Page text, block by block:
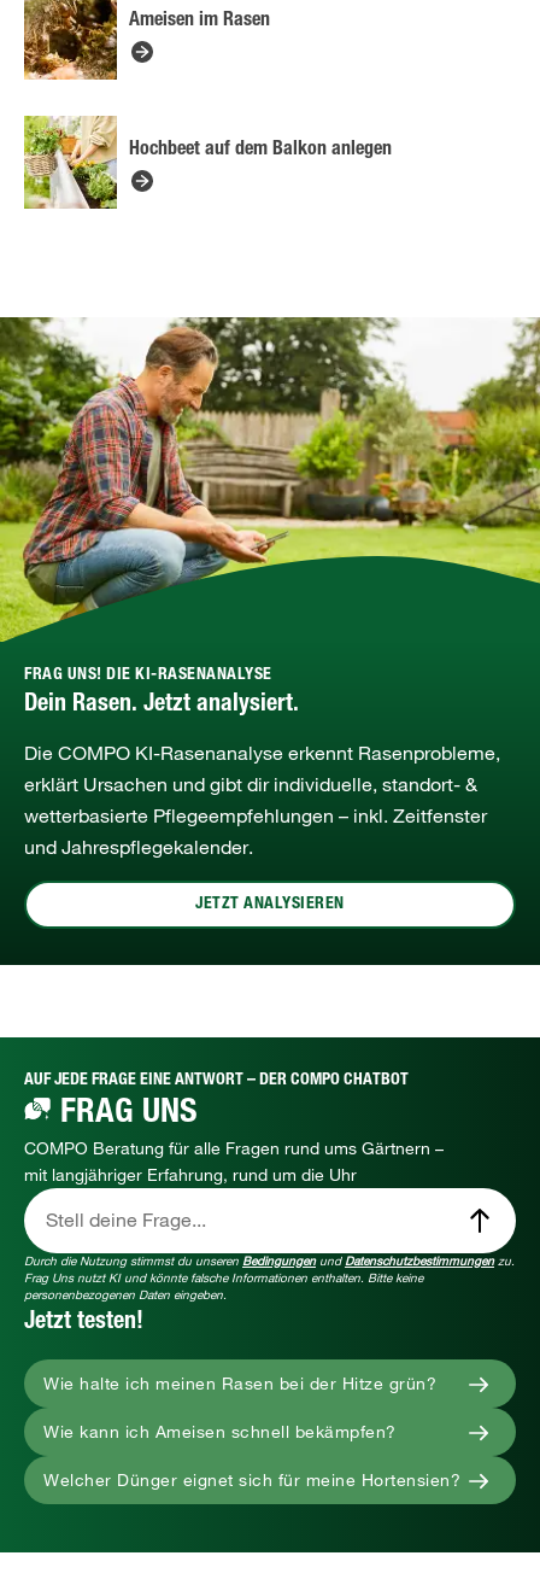
Ameisen im Rasen
Hochbeet auf dem Balkon anlegen
FRAG UNS! DIE KI-RASENANALYSE
Dein Rasen. Jetzt analysiert.
Die COMPO KI‑Rasenanalyse erkennt Rasenprobleme,
erklärt Ursachen und gibt dir individuelle, standort‑ &
wetterbasierte Pflegeempfehlungen – inkl. Zeitfenster
und Jahrespflegekalender.
JETZT ANALYSIEREN
AUF JEDE FRAGE EINE ANTWORT – DER COMPO CHATBOT
FRAG UNS
COMPO Beratung für alle Fragen rund ums Gärtnern –
mit langjähriger Erfahrung, rund um die Uhr
Stell deine Frage...
Durch die Nutzung stimmst du unseren BedingungenundDatenschutzbestimmungenzu.
Frag Uns nutzt KI und könnte falsche Informationen enthalten. Bitte keine
personenbezogenen Daten eingeben.
Jetzt testen!
Wie halte ich meinen Rasen bei der Hitze grün?
Wie kann ich Ameisen schnell bekämpfen?
Welcher Dünger eignet sich für meine Hortensien?